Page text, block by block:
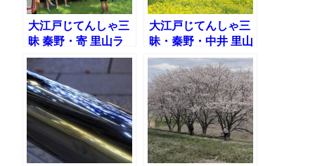
大江戸じてんしゃ三
昧 秦野・寄 里山ラ
イド編
大江戸じてんしゃ三
昧・秦野・中井 里山
ライド篇